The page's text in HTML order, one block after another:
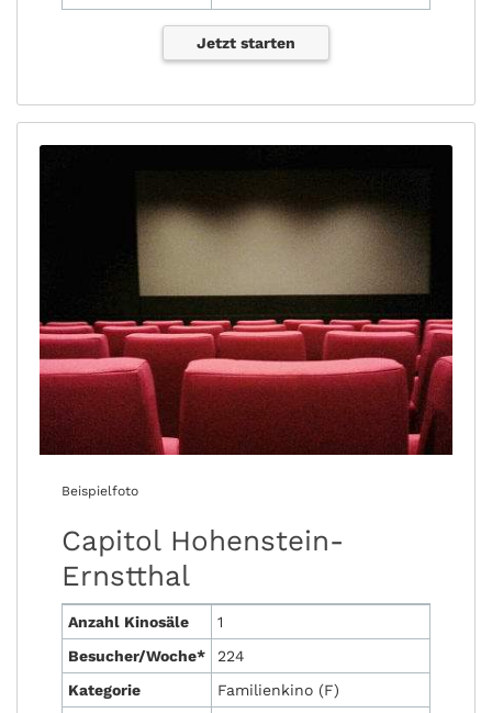
Jetzt starten
Beispielfoto
Capitol Hohenstein-
Ernstthal
Anzahl Kinosäle
1
Besucher/Woche*
224
Kategorie
Familienkino (F)